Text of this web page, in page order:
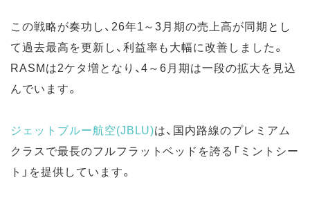
この戦略が奏功し、26年1～3月期の売上高が同期とし
て過去最高を更新し、利益率も大幅に改善しました。
RASMは2ケタ増となり、4～6月期は一段の拡大を見込
んでいます。
ジェットブルー航空(JBLU)は、国内路線のプレミアム
クラスで最長のフルフラットベッドを誇る「ミントシー
ト」を提供しています。